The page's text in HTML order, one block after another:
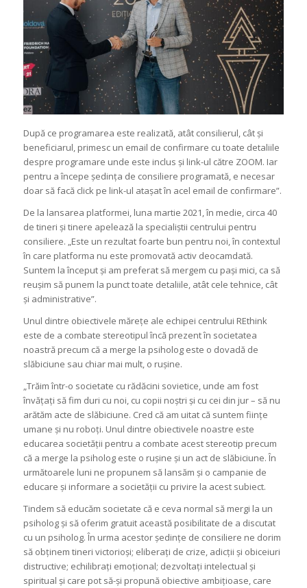
După ce programarea este realizată, atât consilierul, cât și
beneficiarul, primesc un email de confirmare cu toate detaliile
despre programare unde este inclus și link-ul către ZOOM. Iar
pentru a începe ședința de consiliere programată, e necesar
doar să facă click pe link-ul atașat în acel email de confirmare”.
De la lansarea platformei, luna martie 2021, în medie, circa 40
de tineri și tinere apelează la specialiștii centrului pentru
consiliere. „Este un rezultat foarte bun pentru noi, în contextul
în care platforma nu este promovată activ deocamdată.
Suntem la început și am preferat să mergem cu pași mici, ca să
reușim să punem la punct toate detaliile, atât cele tehnice, cât
și administrative”.
Unul dintre obiectivele mărețe ale echipei centrului REthink
este de a combate stereotipul încă prezent în societatea
noastră precum că a merge la psiholog este o dovadă de
slăbiciune sau chiar mai mult, o rușine.
„Trăim într-o societate cu rădăcini sovietice, unde am fost
învățați să fim duri cu noi, cu copii noștri și cu cei din jur – să nu
arătăm acte de slăbiciune. Cred că am uitat că suntem ființe
umane și nu roboți. Unul dintre obiectivele noastre este
educarea societății pentru a combate acest stereotip precum
că a merge la psiholog este o rușine și un act de slăbiciune. În
următoarele luni ne propunem să lansăm și o campanie de
educare și informare a societății cu privire la acest subiect.
Tindem să educăm societate că e ceva normal să mergi la un
psiholog și să oferim gratuit această posibilitate de a discutat
cu un psiholog. În urma acestor ședințe de consiliere ne dorim
să obținem tineri victorioși; eliberați de crize, adicții și obiceiuri
distructive; echilibrați emoțional; dezvoltați intelectual și
spiritual și care pot să-și propună obiective ambițioase, care